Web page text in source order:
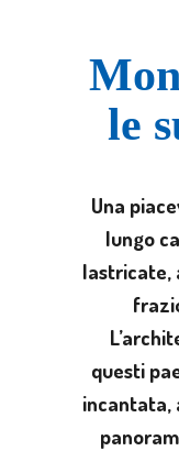
le
Una
lungo
lastricate,
questi
incantata,